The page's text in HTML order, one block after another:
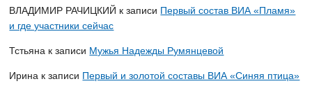
ВЛАДИМИР РАЧИЦКИЙ к записи Первый состав ВИА «Пламя»
и где участники сейчас
Тстьяна к записи Мужья Надежды Румянцевой
Ирина к записи Первый и золотой составы ВИА «Синяя птица»